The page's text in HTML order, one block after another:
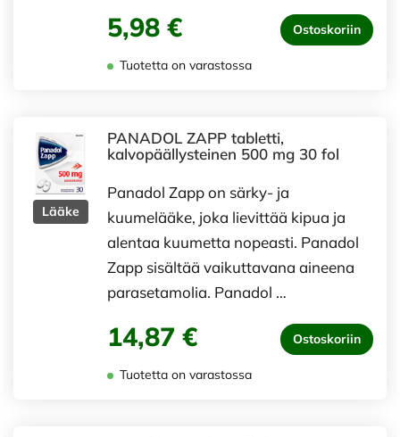
5,98 € Ostoskoriin
Tuotetta on varastossa
Lääke
PANADOL ZAPP tabletti,
kalvopäällysteinen 500 mg 30 fol
Panadol Zapp on särky- ja
kuumelääke, joka lievittää kipua ja
alentaa kuumetta nopeasti. Panadol
Zapp sisältää vaikuttavana aineena
parasetamolia. Panadol …
14,87 € Ostoskoriin
Tuotetta on varastossa